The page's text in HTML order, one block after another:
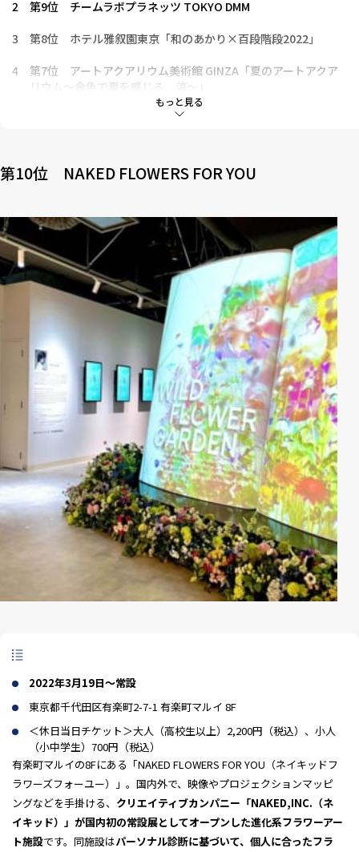
もっと見る
2
第9位 チームラボプラネッツ TOKYO DMM
3
第8位 ホテル雅叙園東京「和のあかり×百段階段2022」
4
第7位 アートアクアリウム美術館 GINZA「夏のアートアクア
リウム～金魚で夏を感じる、涼～」
第6位 三鷹の森ジブリ美術館「未来少年コナン展」
ン東京雲海」
第3位 アクアシティお台場「UWS AQUARIUM GA☆KYO」
9
第2位【会期終了】東京・天王洲 寺田倉庫 B＆C HALL／E
HALL「鈴木敏夫とジブリ展」東京展
第1位 角川武蔵野ミュージアム「ファン・ゴッホ ー僕には世
界がこう見えるー」
第10位 NAKED FLOWERS FOR YOU
2022年3月19日〜常設
東京都千代田区有楽町2-7-1 有楽町マルイ 8F
＜休日当日チケット＞大人（高校生以上）2,200円（税込）、小人
（小中学生）700円（税込）
有楽町マルイの8Fにある「NAKED FLOWERS FOR YOU（ネイキッドフ
ラワーズフォーユー）」。国内外で、映像やプロジェクションマッピ
ングなどを手掛ける、 クリエイティブカンパニー「NAKED,INC.（ネ
イキッド）」が国内初の常設展としてオープンした進化系フラワーアー
ト施設です。同施設はパーソナル診断に基づいて、個人に合ったフラ